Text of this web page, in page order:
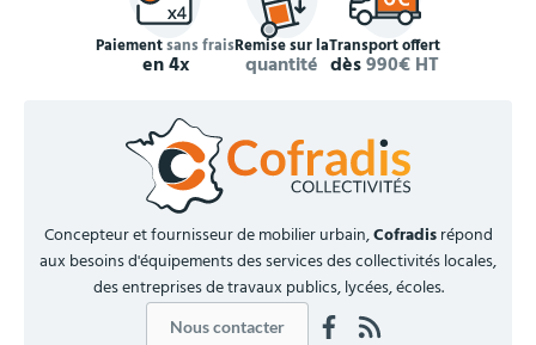
Paiementsans frais
en 4x
Remise sur la
quantité
Transport offert
dès990€ HT
Concepteur et fournisseur de mobilier urbain,Cofradisrépond
aux besoins d'équipements des services des collectivités locales,
des entreprises de travaux publics, lycées, écoles.
Nous contacter